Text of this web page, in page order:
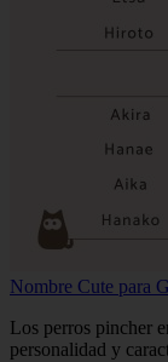
Nombre Cute para
Los perros pincher
personalidad y